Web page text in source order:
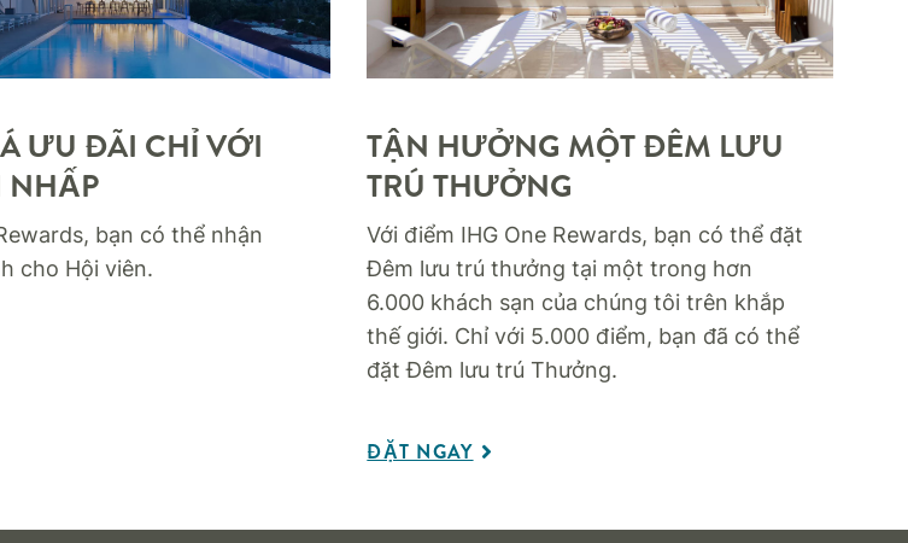
ƯU ĐÃI CHỈ VỚI
NHẤP
bạn có thể nhận
cho Hội viên.
TẬN HƯỞNG MỘT ĐÊM LƯU
TRÚ THƯỞNG​
Với điểm IHG One Rewards, bạn có thể đặt
Đêm lưu trú thưởng tại một trong hơn
6.000 khách sạn của chúng tôi trên khắp
thế giới. Chỉ với 5.000 điểm, bạn đã có thể
đặt Đêm lưu trú Thưởng.
ĐẶT NGAY